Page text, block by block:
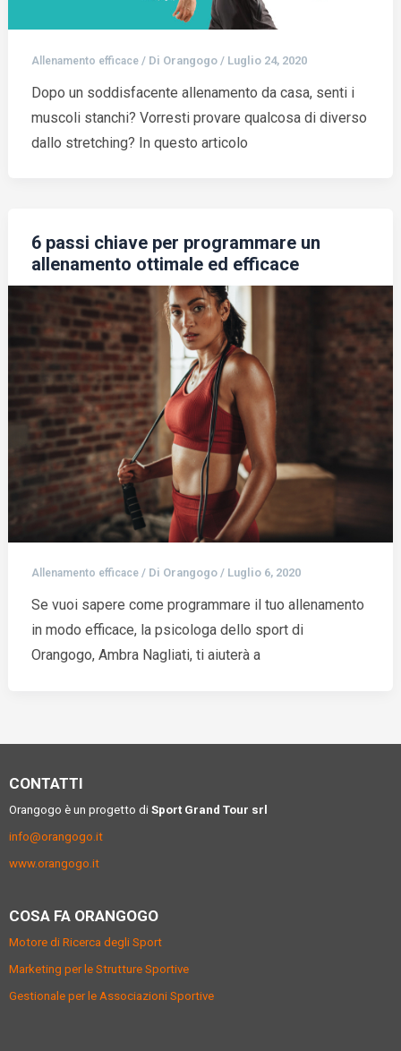
Allenamento efficace/ Di Orangogo / Luglio 24, 2020
Dopo un soddisfacente allenamento da casa, senti i
muscoli stanchi? Vorresti provare qualcosa di diverso
dallo stretching? In questo articolo
6 passi chiave per programmare un
allenamento ottimale ed efficace
Allenamento efficace/ Di Orangogo / Luglio 6, 2020
Se vuoi sapere come programmare il tuo allenamento
in modo efficace, la psicologa dello sport di
Orangogo, Ambra Nagliati, ti aiuterà a
CONTATTI
Orangogo è un progetto di Sport Grand Tour srl
info@orangogo.it
www.orangogo.it
COSA FA ORANGOGO
Motore di Ricerca degli Sport
Marketing per le Strutture Sportive
Gestionale per le Associazioni Sportive